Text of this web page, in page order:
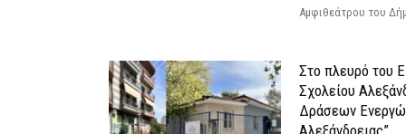
Αμφιθεάτρου του
Στο πλευρό του
Σχολείου
Δράσεων
Αλεξάνδρειας”